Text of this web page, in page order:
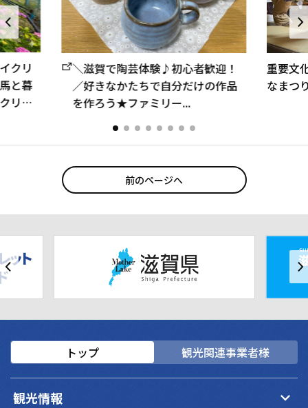
クリ
と暮
リン
＼滋賀で陶芸体験♪初心者歓迎！
／好きなかたちで自分だけの作品
を作ろう★ファミリー...
重要文
なまつ
前のページへ
トップ 観光関連事業者様
観光情報 keyboard_arrow_down